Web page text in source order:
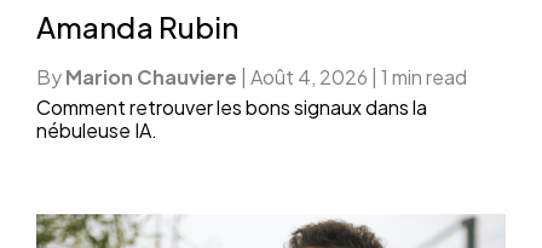
Amanda Rubin
ByMarion Chauviere | Août 4, 2026 | 1 min read
Comment retrouver les bons signaux dans la
nébuleuse IA.